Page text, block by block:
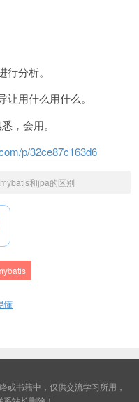
分析。
用什么用什么。
，会用。
p/32ce87c163d6
和jpa的区别
懂
或书籍中，仅供交流学习所用，